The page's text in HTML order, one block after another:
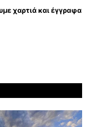
χαρτιά και έγγραφα